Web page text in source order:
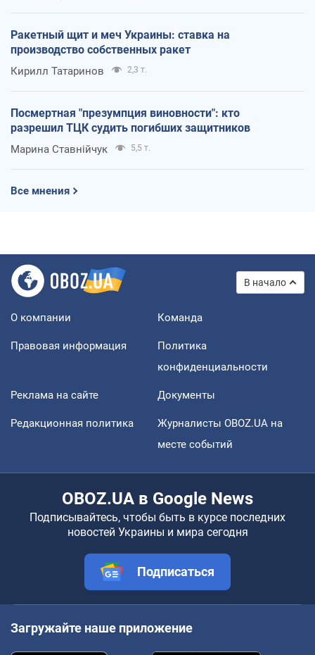
Ракетный щит и меч Украины: ставка на
производство собственных ракет
Кирилл Татаринов 2,3 т.
Посмертная "презумпция виновности": кто
разрешил ТЦК судить погибших защитников
Марина Ставнійчук 5,5 т.
Все мнения
В начало
О компании Команда
Правовая информация
Политика
конфиденциальности
Реклама на сайте Документы
Редакционная политика
Журналисты OBOZ.UA на
месте событий
OBOZ.UA в Google News
Подписывайтесь, чтобы быть в курсе последних
новостей Украины и мира сегодня
Подписаться
Загружайте наше приложение